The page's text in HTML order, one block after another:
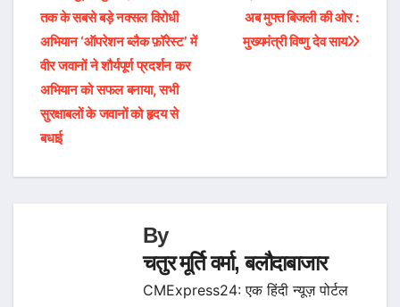
navigation
अब मुफ्त बिजली की ओर :
मुख्यमंत्री विष्णु देव साय
तक के सबसे बड़े नक्सल विरोधी
अभियान ‘ऑपरेशन ब्लैक फ़ॉरेस्ट’ में
वीर जवानों ने शौर्यपूर्ण प्रदर्शन कर
अभियान को सफल बनाया, सभी
सुरक्षाबलों के जवानों को हृदय से
बधाई
By
चतुर मूर्ति वर्मा, बलौदाबाजार
CMExpress24: एक हिंदी न्यूज़ पोर्टल